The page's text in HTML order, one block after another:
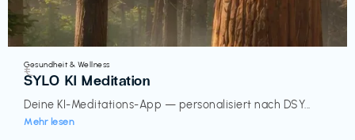
Gesundheit & Wellness
SYLO KI Meditation
Deine KI-Meditations-App — personalisiert nach DSY...
Mehr lesen
€‎